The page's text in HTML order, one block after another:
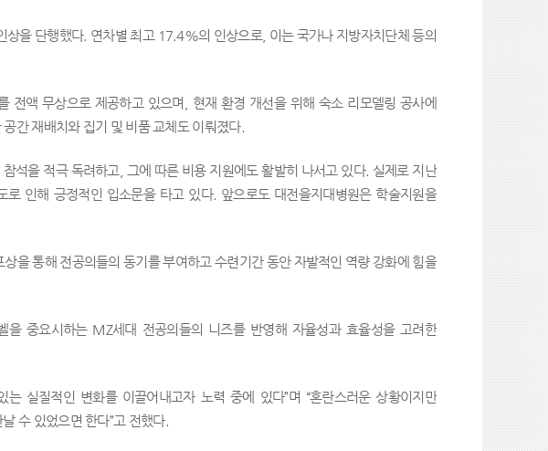
을 단행했다. 연차별 최고 17.4%의 인상으로, 이는 국가나 지방자치단체 등의
전액 무상으로 제공하고 있으며, 현재 환경 개선을 위해 숙소 리모델링 공사에
간 재배치와 집기 및 비품 교체도 이뤄졌다.
석을 적극 독려하고, 그에 따른 비용 지원에도 활발히 나서고 있다. 실제로 지난
인해 긍정적인 입소문을 타고 있다. 앞으로도 대전을지대병원은 학술지원을
을 통해 전공의들의 동기를 부여하고 수련기간 동안 자발적인 역량 강화에 힘을
중요시하는 MZ세대 전공의들의 니즈를 반영해 자율성과 효율성을 고려한
실질적인 변화를 이끌어내고자 노력 중에 있다”며 “혼란스러운 상황이지만
수 있었으면 한다”고 전했다.